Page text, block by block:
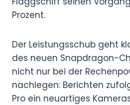
Prozent.
Der Leistungsschub geht
des neuen Snapdragon-
nicht nur bei der
nachlegen: Berichten
Pro ein neuartiges